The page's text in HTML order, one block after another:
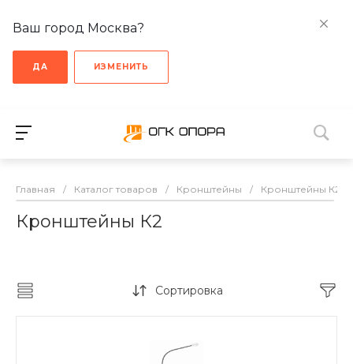
Ваш город Москва?
ДА ИЗМЕНИТЬ
Главная / Каталог товаров / Кронштейны / Кронштейны К2
Кронштейны К2
Сортировка